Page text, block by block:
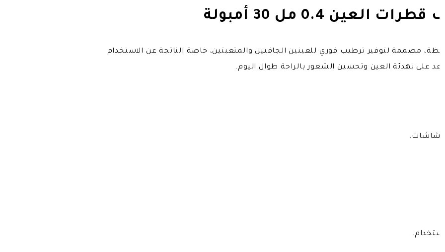
0.4 مل 30 أمبولة
مصممة لتوفير ترطيب فوري للعينين الجافتين والمتعبتين، خاصة الناتجة عن الاستخدام
على تهدئة العين وتحسين الشعور بالراحة طوال اليوم.
الشاشات.